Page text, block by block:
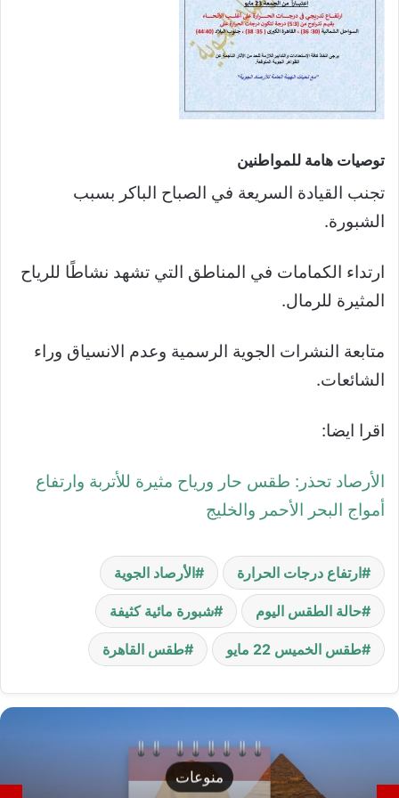
توصيات هامة للمواطنين
تجنب القيادة السريعة في الصباح الباكر بسبب
الشبورة.
ارتداء الكمامات في المناطق التي تشهد نشاطًا للرياح
المثيرة للرمال.
متابعة النشرات الجوية الرسمية وعدم الانسياق وراء
الشائعات.
اقرا ايضا:
الأرصاد تحذر: طقس حار ورياح مثيرة للأتربة وارتفاع
أمواج البحر الأحمر والخليج
ارتفاع درجات الحرارة الأرصاد الجوية
حالة الطقس اليوم شبورة مائية كثيفة
طقس الخميس 22 مايو طقس القاهرة
منوعات